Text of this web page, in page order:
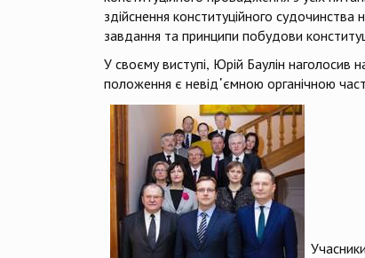
здійснення конституційного судочинства
завдання та принципи побудови
У своєму виступі, Юрій Баулін наголосив
положення є невід᾿ємною органічною